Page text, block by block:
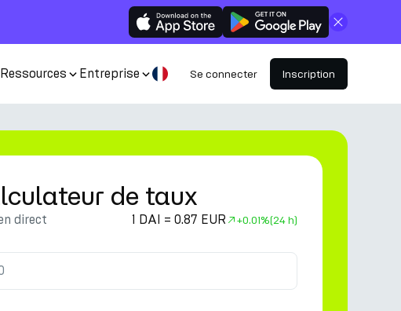
Fermer
Ressources Entreprise Se connecter Inscription
de taux
direct 1 DAI = 0.87 EUR +0.01%(24 h)